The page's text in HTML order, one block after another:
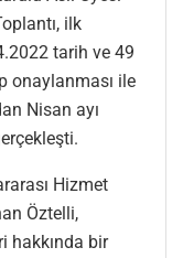
ilk
tarih ve 49
onaylanması ile
Nisan ayı
Hizmet
Öztelli,
hakkında bir